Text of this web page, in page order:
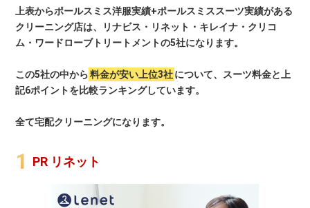
上表からポールスミス洋服実績+ポールスミススーツ実績がある
クリーニング店は、リナビス・リネット・キレイナ・クリコ
ム・ワードローブトリートメントの5社になります。
この5社の中から 料金が安い上位3社について、スーツ料金と上
記6ポイントを比較ランキングしています。
全て宅配クリーニングになります。
PR リネット